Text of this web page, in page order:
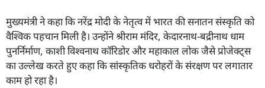
मुख्यमंत्री ने कहा कि नरेंद्र मोदी के नेतृत्व में भारत की सनातन संस्कृति को
वैश्विक पहचान मिली है। उन्होंने श्रीराम मंदिर, केदारनाथ-बद्रीनाथ धाम
पुनर्निर्माण, काशी विश्वनाथ कॉरिडोर और महाकाल लोक जैसे प्रोजेक्ट्स
का उल्लेख करते हुए कहा कि सांस्कृतिक धरोहरों के संरक्षण पर लगातार
काम हो रहा है।